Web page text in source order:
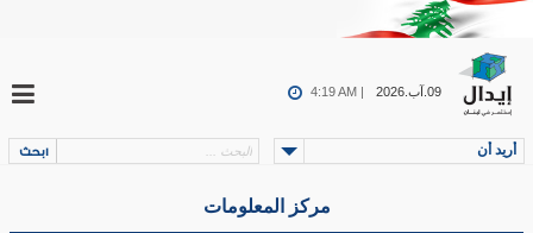
09.آب.2026 4:19 AM |
أريد أن
مركز المعلومات